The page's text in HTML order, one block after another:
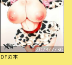
2023/7/30
DFの本